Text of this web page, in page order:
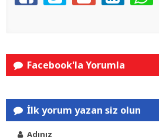
Facebook'la Yorumla
İlk yorum yazan siz olun
Adınız